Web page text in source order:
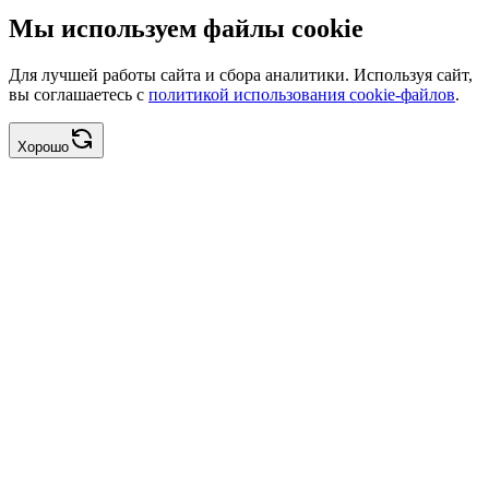
Мы используем файлы cookie
Для лучшей работы сайта и сбора аналитики. Используя сайт,
вы соглашаетесь с политикой использования cookie-файлов.
Хорошо